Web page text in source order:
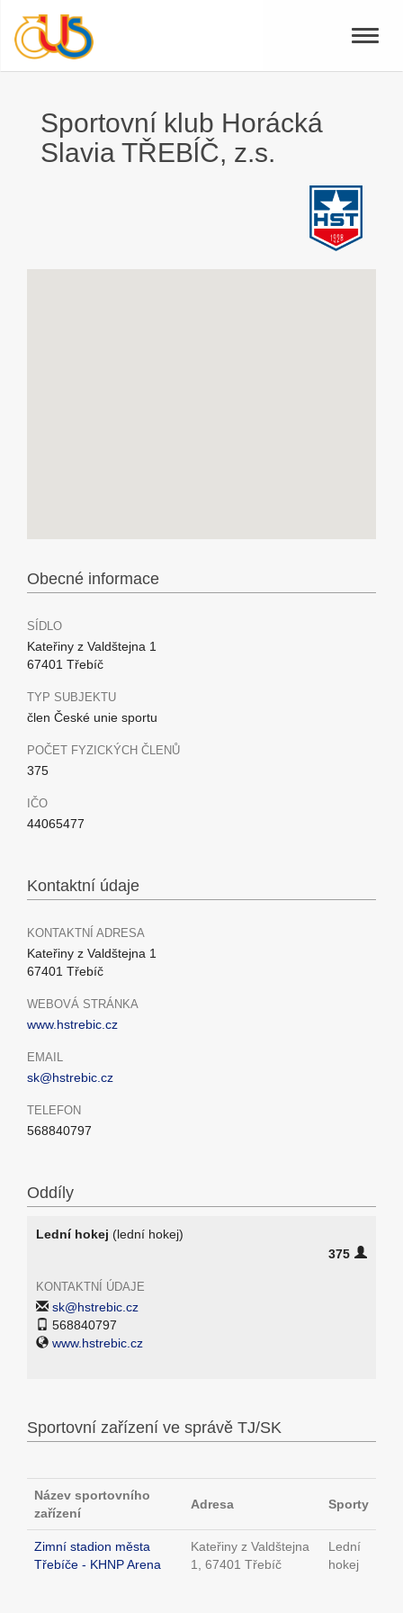
Toggle
Sportovní klub Horácká
Slavia TŘEBĺČ, z.s.
Obecné informace
SÍDLO
Kateřiny z Valdštejna 1
67401 Třebíč
TYP SUBJEKTU
člen České unie sportu
POČET FYZICKÝCH ČLENŮ
375
IČO
44065477
Kontaktní údaje
KONTAKTNÍ ADRESA
Kateřiny z Valdštejna 1
67401 Třebíč
WEBOVÁ STRÁNKA
www.hstrebic.cz
EMAIL
sk@hstrebic.cz
TELEFON
568840797
Oddíly
Lední hokej (lední hokej)
375
KONTAKTNÍ ÚDAJE
sk@hstrebic.cz
568840797
www.hstrebic.cz
Sportovní zařízení ve správě TJ/SK
Název sportovního
zařízení
Adresa Sporty
Zimní stadion města
Třebíče - KHNP Arena
Kateřiny z Valdštejna
1, 67401 Třebíč
Lední
hokej